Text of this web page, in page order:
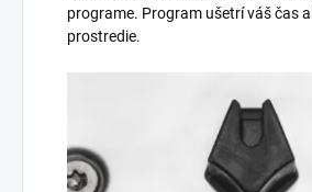
programe. Program ušetrí váš čas
prostredie.